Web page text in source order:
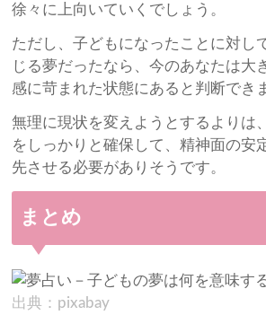
徐々に上向いていくでしょう。
ただし、子どもになったことに対し
じる夢だったなら、今のあなたは大
感に苛まれた状態にあると判断でき
無理に現状を変えようとするよりは
をしっかりと確保して、精神面の安
先させる必要がありそうです。
まとめ
出典：pixabay